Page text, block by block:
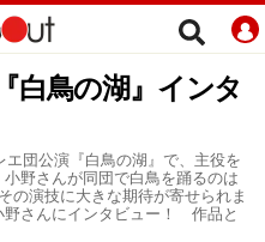
白鳥の湖』インタ
団公演『白鳥の湖』で、主役を
野さんが同団で白鳥を踊るのは
の演技に大きな期待が寄せられま
野さんにインタビュー！ 作品と